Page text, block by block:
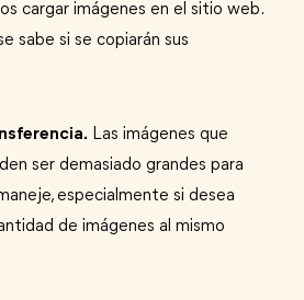
cargar imágenes en el sitio web.
sabe si se copiarán sus
Las imágenes que
ser demasiado grandes para
especialmente si desea
de imágenes al mismo